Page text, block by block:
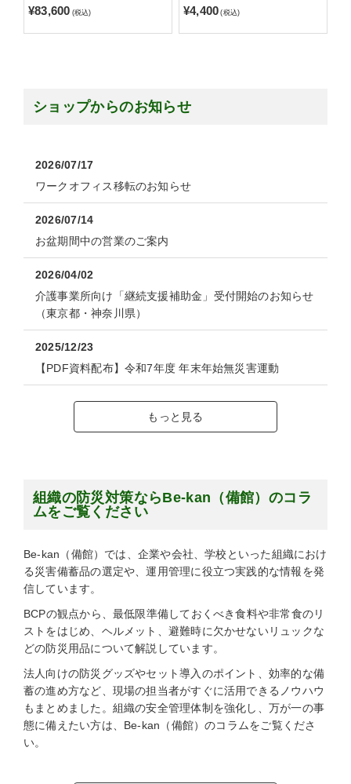
¥83,600 (税込) ¥4,400 (税込)
ショップからのお知らせ
2026/07/17
ワークオフィス移転のお知らせ
2026/07/14
お盆期間中の営業のご案内
2026/04/02
介護事業所向け「継続支援補助金」受付開始のお知らせ
（東京都・神奈川県）
2025/12/23
【PDF資料配布】令和7年度 年末年始無災害運動
もっと見る
組織の防災対策ならBe-kan（備館）のコラ
ムをご覧ください
Be-kan（備館）では、企業や会社、学校といった組織におけ
る災害備蓄品の選定や、運用管理に役立つ実践的な情報を発
信しています。
BCPの観点から、最低限準備しておくべき食料や非常食のリ
ストをはじめ、ヘルメット、避難時に欠かせないリュックな
どの防災用品について解説しています。
法人向けの防災グッズやセット導入のポイント、効率的な備
蓄の進め方など、現場の担当者がすぐに活用できるノウハウ
もまとめました。組織の安全管理体制を強化し、万が一の事
態に備えたい方は、Be-kan（備館）のコラムをご覧くださ
い。